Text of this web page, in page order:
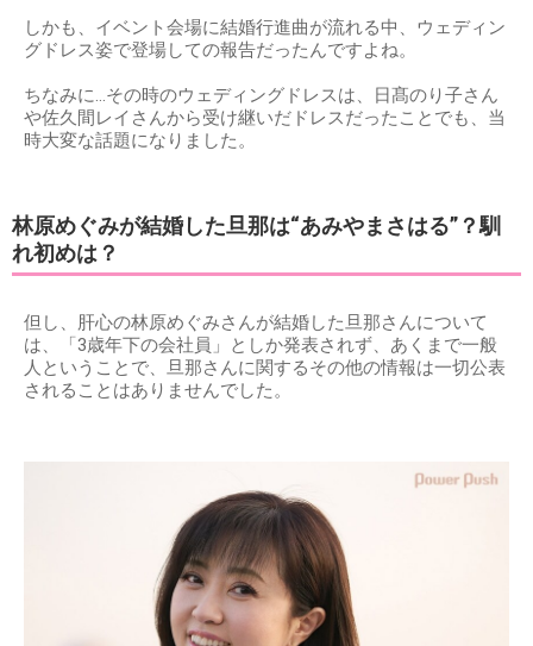
しかも、イベント会場に結婚行進曲が流れる中、ウェディン
グドレス姿で登場しての報告だったんですよね。
ちなみに…その時のウェディングドレスは、日髙のり子さん
や佐久間レイさんから受け継いだドレスだったことでも、当
時大変な話題になりました。
林原めぐみが結婚した旦那は“あみやまさはる”？馴
れ初めは？
但し、肝心の林原めぐみさんが結婚した旦那さんについて
は、「3歳年下の会社員」としか発表されず、あくまで一般
人ということで、旦那さんに関するその他の情報は一切公表
されることはありませんでした。